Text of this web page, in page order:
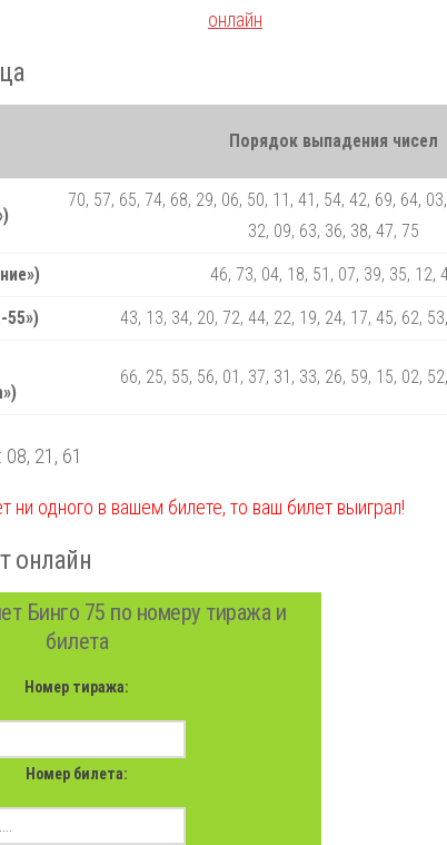
Порядок выпадения чисел
70, 57, 65, 74, 68, 29, 06, 50, 11, 41, 54, 42, 69, 64,
32, 09, 63, 36, 38, 47, 75
46, 73, 04, 18, 51, 07, 39, 35, 12,
55») 43, 13, 34, 20, 72, 44, 22, 19, 24, 17, 45, 62,
66, 25, 55, 56, 01, 37, 31, 33, 26, 59, 15, 02,
: 08, 21, 61
ни одного в вашем билете, то ваш билет выиграл!
онлайн
Бинго 75 по номеру тиража и
билета
Номер тиража:
Номер билета: